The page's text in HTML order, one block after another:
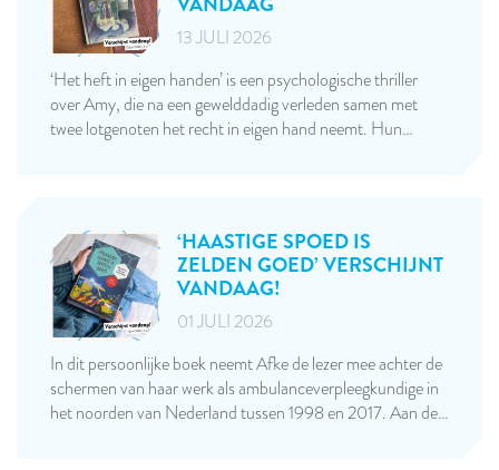
13 JULI 2026
‘Het heft in eigen handen’ is een psychologische thriller
over Amy, die na een gewelddadig verleden samen met
twee lotgenoten het recht in eigen hand neemt. Hun…
‘HAASTIGE SPOED IS
ZELDEN GOED’ VERSCHIJNT
VANDAAG!
01 JULI 2026
In dit persoonlijke boek neemt Afke de lezer mee achter de
schermen van haar werk als ambulanceverpleegkundige in
het noorden van Nederland tussen 1998 en 2017. Aan de…